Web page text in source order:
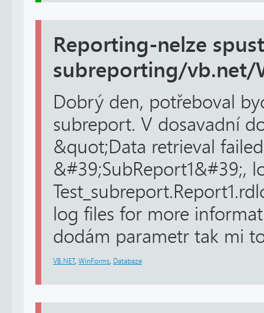
Reporting-nelze
subreporting/vb.net/
Dobrý den, potřeboval
subreport. V dosavadní
&quot;Data retrieval
&#39;SubReport1&#39;,
log files for more
dodám parametr tak mi
VB.NET, WinForms Databáze